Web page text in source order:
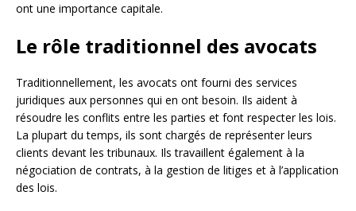
ont une importance capitale.
Le rôle traditionnel des avocats
Traditionnellement, les avocats ont fourni des services
juridiques aux personnes qui en ont besoin. Ils aident à
résoudre les conflits entre les parties et font respecter les lois.
La plupart du temps, ils sont chargés de représenter leurs
clients devant les tribunaux. Ils travaillent également à la
négociation de contrats, à la gestion de litiges et à l’application
des lois.